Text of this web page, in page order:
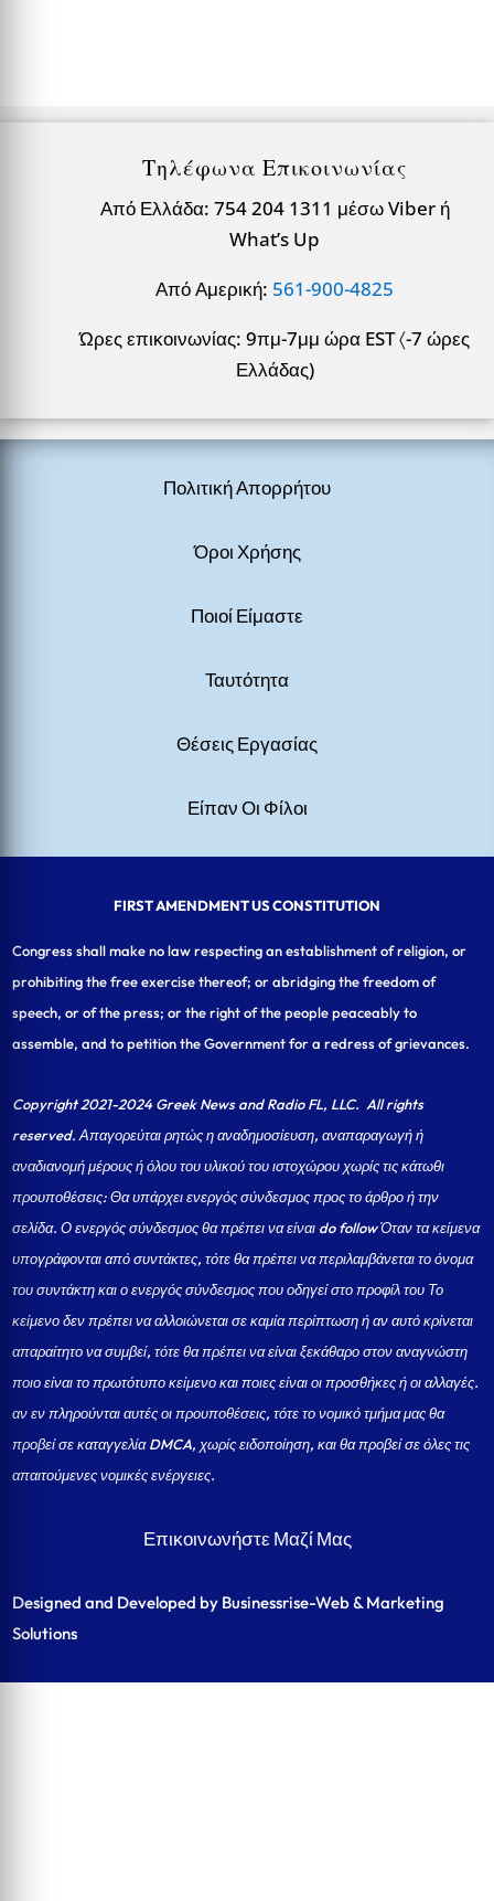
Τηλέφωνα Επικοινωνίας
Από Ελλάδα: 754 204 1311 μέσω Viber ή
What’s Up
Από Αμερική: 561-900-4825
Ώρες επικοινωνίας: 9πμ-7μμ ώρα EST 〈-7 ώρες
Ελλάδας)
Πολιτική Απορρήτου
Όροι Χρήσης
Ποιοί Είμαστε
Ταυτότητα
Θέσεις Εργασίας
Είπαν Οι Φίλοι
FIRST AMENDMENT US CONSTITUTION
Congress shall make no law respecting an establishment of religion, or
prohibiting the free exercise thereof; or abridging the freedom of
speech, or of the press; or the right of the people peaceably to
assemble, and to petition the Government for a redress of grievances.
Copyright 2021-2024 Greek News and Radio FL, LLC. All rights
reserved. Απαγορεύται ρητώς η αναδημοσίευση, αναπαραγωγή ή
αναδιανομή μέρους ή όλου του υλικού του ιστοχώρου χωρίς τις κάτωθι
προυποθέσεις: Θα υπάρχει ενεργός σύνδεσμος προς το άρθρο ή την
σελίδα.Ο ενεργός σύνδεσμος θα πρέπει να είναι do follow Όταν τα κείμενα
υπογράφονται από συντάκτες, τότε θα πρέπει να περιλαμβάνεται το όνομα
του συντάκτη και ο ενεργός σύνδεσμος που οδηγεί στο προφίλ του Το
κείμενο δεν πρέπει να αλλοιώνεται σε καμία περίπτωση ή αν αυτό κρίνεται
απαραίτητο να συμβεί, τότε θα πρέπει να είναι ξεκάθαρο στον αναγνώστη
ποιο είναι το πρωτότυπο κείμενο και ποιες είναι οι προσθήκες ή οι αλλαγές.
αν εν πληρούνται αυτές οι προυποθέσεις, τότε το νομικό τμήμα μας θα
προβεί σε καταγγελία DMCA, χωρίς ειδοποίηση, και θα προβεί σε όλες τις
απαιτούμενες νομικές ενέργειες.
Επικοινωνήστε Μαζί Μας
Designed and Developed by Businessrise-Web & Marketing
Solutions